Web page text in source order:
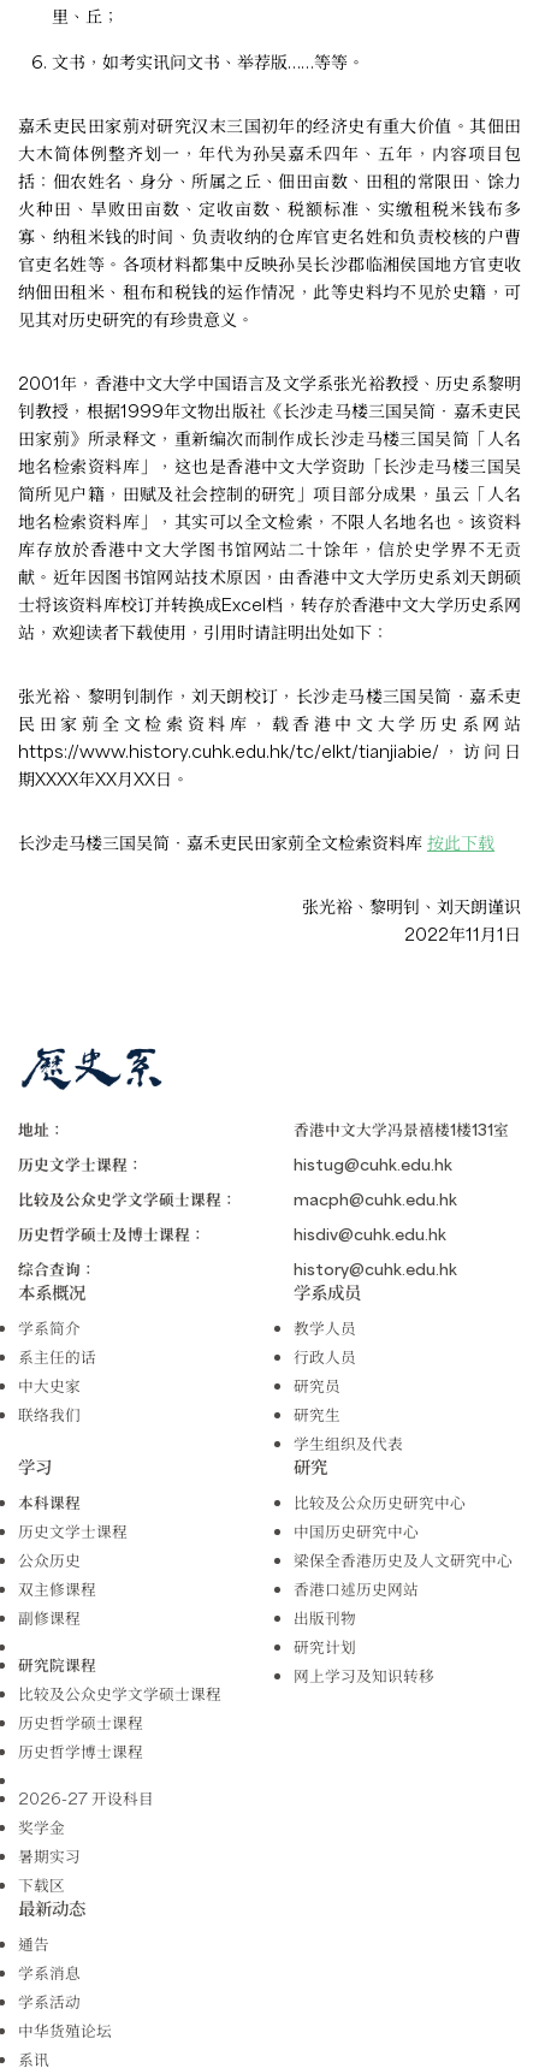
里、丘；
文书，如考实讯问文书、举荐版……等等。
嘉禾吏民田家莂对研究汉末三国初年的经济史有重大价值。其佃田
大木简体例整齐划一，年代为孙吴嘉禾四年、五年，内容项目包
括：佃农姓名、身分、所属之丘、佃田亩数、田租的常限田、馀力
火种田、旱败田亩数、定收亩数、税额标准、实缴租税米钱布多
寡、纳租米钱的时间、负责收纳的仓库官吏名姓和负责校核的户曹
官吏名姓等。各项材料都集中反映孙吴长沙郡临湘侯国地方官吏收
纳佃田租米、租布和税钱的运作情况，此等史料均不见於史籍，可
见其对历史研究的有珍贵意义。
2001年，香港中文大学中国语言及文学系张光裕教授、历史系黎明
钊教授，根据1999年文物出版社《长沙走马楼三国吴简‧嘉禾吏民
田家莂》所录释文，重新编次而制作成长沙走马楼三国吴简「人名
地名检索资料库」，这也是香港中文大学资助「长沙走马楼三国吴
简所见户籍，田赋及社会控制的研究」项目部分成果，虽云「人名
地名检索资料库」，其实可以全文检索，不限人名地名也。该资料
库存放於香港中文大学图书馆网站二十馀年，信於史学界不无贡
献。近年因图书馆网站技术原因，由香港中文大学历史系刘天朗硕
士将该资料库校订并转换成Excel档，转存於香港中文大学历史系网
站，欢迎读者下载使用，引用时请註明出处如下：
张光裕、黎明钊制作，刘天朗校订，长沙走马楼三国吴简‧嘉禾吏
民田家莂全文检索资料库，载香港中文大学历史系网站
https://www.history.cuhk.edu.hk/tc/elkt/tianjiabie/，访问日
期XXXX年XX月XX日。
长沙走马楼三国吴简‧嘉禾吏民田家莂全文检索资料库 按此下载
张光裕、黎明钊、刘天朗谨识
2022年11月1日
地址：
香港中文大学冯景禧楼1楼131室
历史文学士课程：
histug@cuhk.edu.hk
比较及公众史学文学硕士课程：
macph@cuhk.edu.hk
历史哲学硕士及博士课程：
hisdiv@cuhk.edu.hk
综合查询：
history@cuhk.edu.hk
本系概况
学系简介
系主任的话
中大史家
联络我们
学系成员
教学人员
行政人员
研究员
研究生
学生组织及代表
学习
本科课程
历史文学士课程
公众历史
双主修课程
副修课程
研究院课程
比较及公众史学文学硕士课程
历史哲学硕士课程
历史哲学博士课程
2026-27 开设科目
奖学金
暑期实习
下载区
研究
比较及公众历史研究中心
中国历史研究中心
梁保全香港历史及人文研究中心
香港口述历史网站
出版刊物
研究计划
网上学习及知识转移
最新动态
通告
学系消息
学系活动
中华货殖论坛
系讯